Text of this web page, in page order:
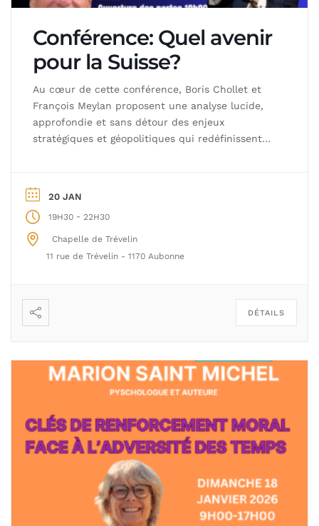
Conférence: Quel avenir
pour la Suisse?
Au cœur de cette conférence, Boris Chollet et
François Meylan proposent une analyse lucide,
approfondie et sans détour des enjeux
stratégiques et géopolitiques qui redéfinissent
opérationnelle au sein des forces armées et des
services de renseignement, ils interrogent les
opérations d’influence […]
20 JAN
19H30 - 22H30
Chapelle de Trévelin
11 rue de Trévelin - 1170 Aubonne
DÉTAILS